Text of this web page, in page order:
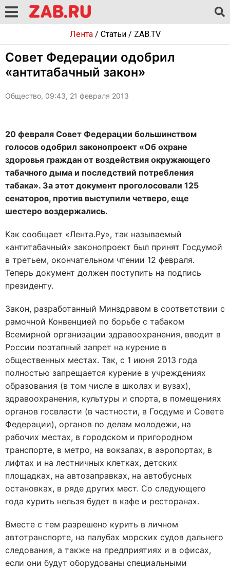
Лента/ Статьи/ ZAB.TV
Совет Федерации одобрил
«антитабачный закон»
Общество, 09:43, 21 февраля 2013
20 февраля Совет Федерации большинством
голосов одобрил законопроект «Об охране
здоровья граждан от воздействия окружающего
табачного дыма и последствий потребления
табака». За этот документ проголосовали 125
сенаторов, против выступили четверо, еще
шестеро воздержались.
Как сообщает «Лента.Ру», так называемый
«антитабачный» законопроект был принят Госдумой
в третьем, окончательном чтении 12 февраля.
Теперь документ должен поступить на подпись
президенту.
Закон, разработанный Минздравом в соответствии с
рамочной Конвенцией по борьбе с табаком
Всемирной организации здравоохранения, вводит в
России поэтапный запрет на курение в
общественных местах. Так, с 1 июня 2013 года
полностью запрещается курение в учреждениях
образования (в том числе в школах и вузах),
здравоохранения, культуры и спорта, в помещениях
органов госвласти (в частности, в Госдуме и Совете
Федерации), органов по делам молодежи, на
рабочих местах, в городском и пригородном
транспорте, в метро, на вокзалах, в аэропортах, в
лифтах и на лестничных клетках, детских
площадках, на автозаправках, на автобусных
остановках, в ряде других мест. Со следующего
года курить нельзя будет в кафе и ресторанах.
Вместе с тем разрешено курить в личном
автотранспорте, на палубах морских судов дальнего
следования, а также на предприятиях и в офисах,
если они будут оборудованы специальными